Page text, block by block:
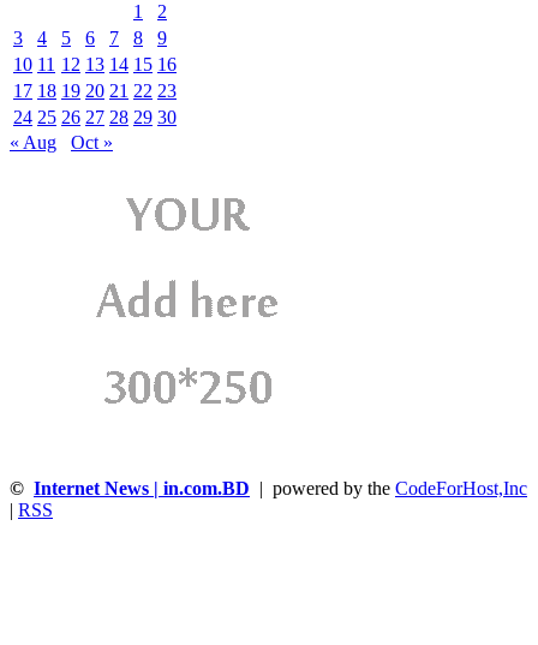
1
2
3
4 5 6 7 8
9
10 11 12 13 14 15 16
17 18 19 20 21 22 23
24 25 26 27 28 29 30
« Aug
Oct »
© Internet News | in.com.BD | powered by the CodeForHost,Inc
RSS